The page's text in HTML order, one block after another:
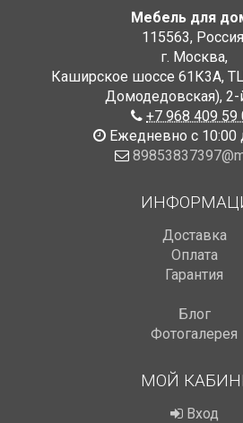
Мебель для
115563, Россия
г. Москва,
Каширское шоссе 61К3А,
Домодедовская), 2-
+7 968 409 59
Ежедневно с 10:00
Доставка
Оплата
Гарантия
Блог
Фотогалерея
МОЙ
Вход